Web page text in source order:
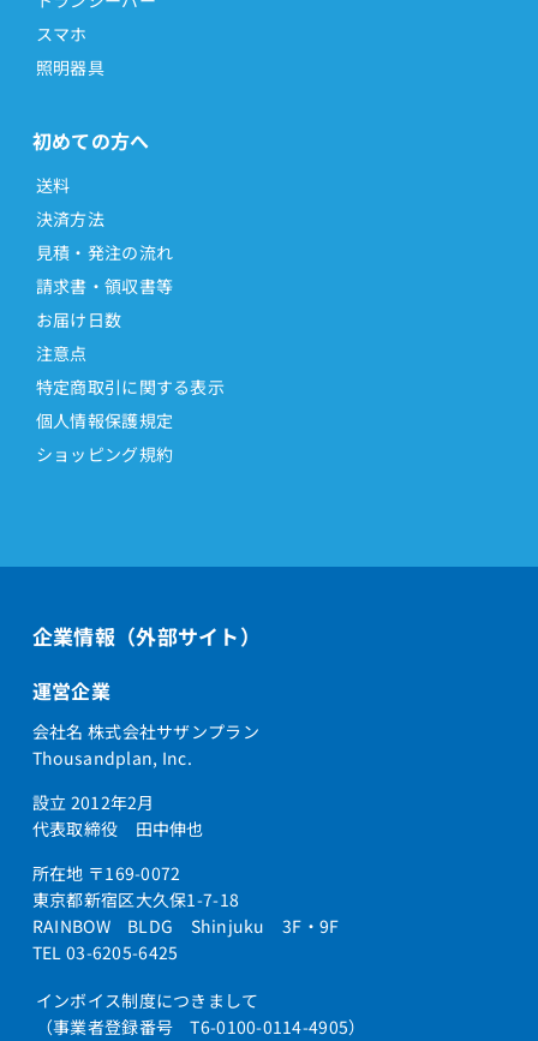
スマホ
照明器具
初めての方へ
送料
決済方法
見積・発注の流れ
請求書・領収書等
お届け日数
注意点
特定商取引に関する表示
個人情報保護規定
ショッピング規約
企業情報（外部サイト）
運営企業
会社名 株式会社サザンプラン
Thousandplan, Inc.
設立 2012年2月
代表取締役 田中伸也
所在地 〒169-0072
東京都新宿区大久保1-7-18
RAINBOW BLDG Shinjuku 3F・9F
TEL 03-6205-6425
インボイス制度につきまして
（事業者登録番号 T6-0100-0114-4905）